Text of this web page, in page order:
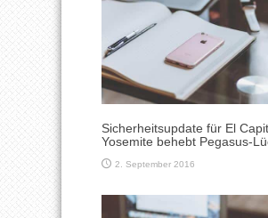
Sicherheitsupdate für El
Yosemite behebt Pegasus-
2. September 2016